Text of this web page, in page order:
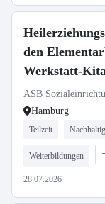
den
Werkstatt-
Harburg-
ASB
Hamburg
Teilzeit
Weiterbildungen
28.07.2026